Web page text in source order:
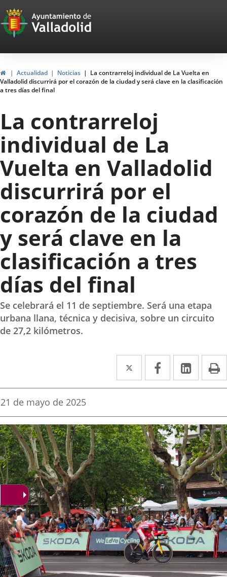
Portal
Web
del
Ayuntamiento
de
Valladolid
InicioActualidad Noticias
La contrarreloj individual de La Vuelta en
Valladolid discurrirá por el corazón de la ciudad y será clave en la clasificación
a tres días del final
La contrarreloj
individual de La
Vuelta en Valladolid
discurrirá por el
corazón de la ciudad
y será clave en la
clasificación a tres
días del final
Se celebrará el 11 de septiembre. Será una etapa
urbana llana, técnica y decisiva, sobre un circuito
de 27,2 kilómetros.
Twitter
Enlace
a
aplicación
externa.
Facebook
Enlace
a
aplicación
externa.
Enlace
a
Fecha
la
noticia
21 de mayo de 2025